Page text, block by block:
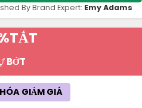
By Brand Expert: Emy Adams
TẮT
BỚT
GIẢM GIÁ